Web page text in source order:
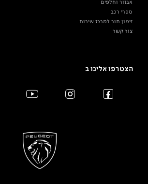
אבזור וחלפים
ספרי רכב
זימון תור למרכז שירות
צור קשר
הצטרפו אלינו ב